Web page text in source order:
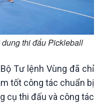
vàng
Nam
thi đấu Pickleball
Tư lệnh Vùng đã chỉ
tốt công tác chuẩn bị
cụ thi đấu và công tác